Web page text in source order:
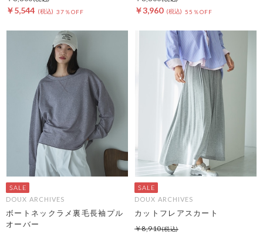
￥5,544 37％OFF ￥3,960 55％OFF
DOUX ARCHIVES
ボートネックラメ裏毛長袖プル
オーバー
DOUX ARCHIVES
カットフレアスカート
￥8,910